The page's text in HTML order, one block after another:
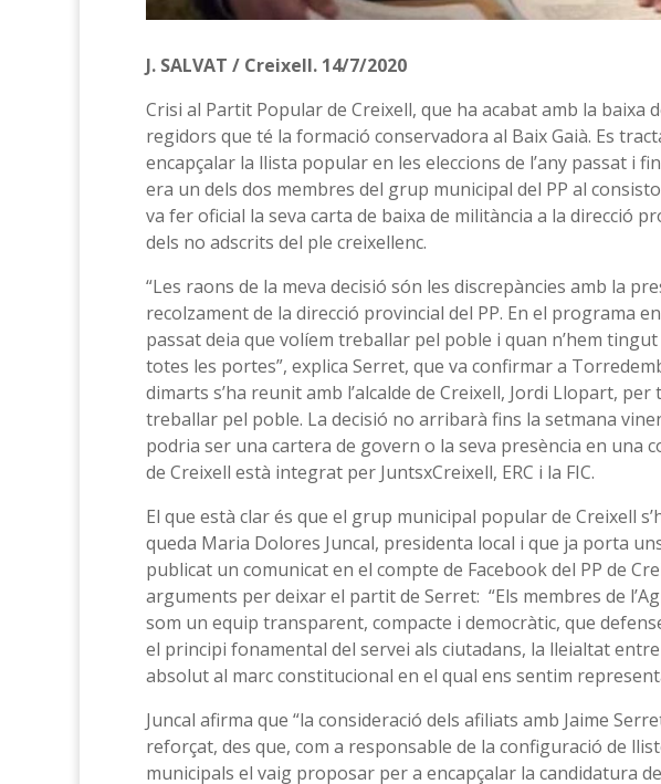
J. SALVAT / Creixell. 14/7/2020
Crisi al Partit Popular de Creixell, que ha acabat amb la baixa
regidors que té la formació conservadora al Baix Gaià. Es
encapçalar la llista popular en les eleccions de l’any passat i
era un dels dos membres del grup municipal del PP al
va fer oficial la seva carta de baixa de militància a la direcció
dels no adscrits del ple creixellenc.
“Les raons de la meva decisió són les discrepàncies amb la
recolzament de la direcció provincial del PP. En el programa
passat deia que volíem treballar pel poble i quan n’hem
totes les portes”, explica Serret, que va confirmar a
dimarts s’ha reunit amb l’alcalde de Creixell, Jordi Llopart,
treballar pel poble. La decisió no arribarà fins la setmana
podria ser una cartera de govern o la seva presència en una
de Creixell està integrat per JuntsxCreixell, ERC i la FIC.
El que està clar és que el grup municipal popular de Creixell
queda Maria Dolores Juncal, presidenta local i que ja porta
publicat un comunicat en el compte de Facebook del PP de
arguments per deixar el partit de Serret: “Els membres de
som un equip transparent, compacte i democràtic, que
el principi fonamental del servei als ciutadans, la lleialtat
absolut al marc constitucional en el qual ens sentim
Juncal afirma que “la consideració dels afiliats amb Jaime
reforçat, des que, com a responsable de la configuració de
municipals el vaig proposar per a encapçalar la candidatura